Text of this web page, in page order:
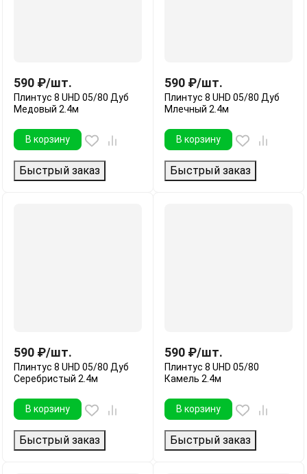
590 ₽/шт.
Плинтус 8 UHD 05/80 Дуб
Медовый 2.4м
В корзину
Быстрый заказ
590 ₽/шт.
Плинтус 8 UHD 05/80 Дуб
Млечный 2.4м
В корзину
Быстрый заказ
590 ₽/шт.
Плинтус 8 UHD 05/80 Дуб
Серебристый 2.4м
В корзину
Быстрый заказ
590 ₽/шт.
Плинтус 8 UHD 05/80
Камель 2.4м
В корзину
Быстрый заказ